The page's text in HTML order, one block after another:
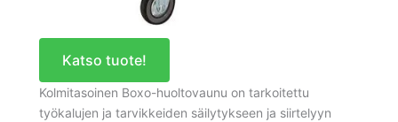
Katso tuote!
Kolmitasoinen Boxo-huoltovaunu on tarkoitettu
työkalujen ja tarvikkeiden säilytykseen ja siirtelyyn